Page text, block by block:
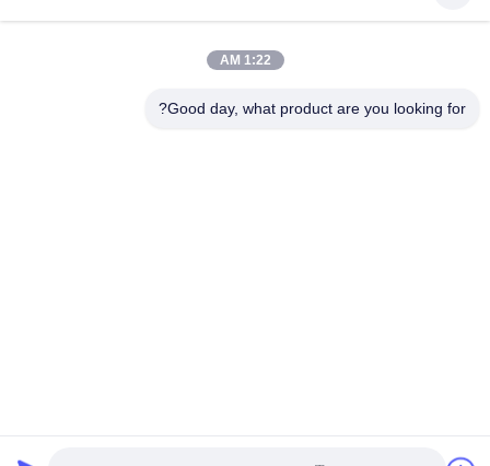
اتصال سريع
الصين جودة جيدة موصلات كابل دائرية المورد. حقوق الطبع والنشر ©
1:22 AM
Good day, what product are you looking for?